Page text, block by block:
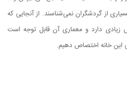
از گردشگران نمی‌شناسند. از آنجایی که
زیادی دارد و معماری آن قابل توجه است
این خانه اختصاص دهیم.